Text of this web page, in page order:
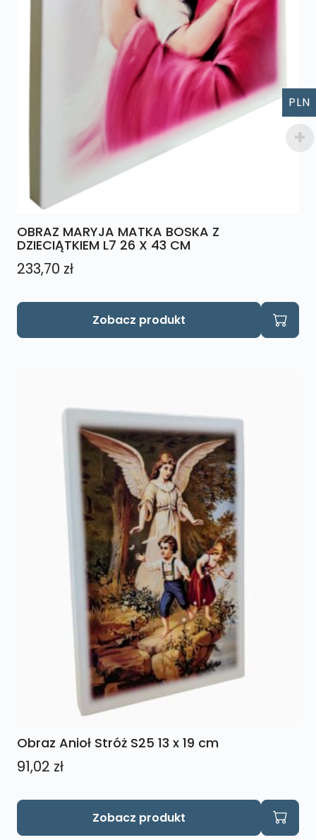
OBRAZ MARYJA MATKA BOSKA Z
DZIECIĄTKIEM L7 26 X 43 CM
233,70 zł
Zobacz produkt
Obraz Anioł Stróż S25 13 x 19 cm
91,02 zł
Zobacz produkt
PLN